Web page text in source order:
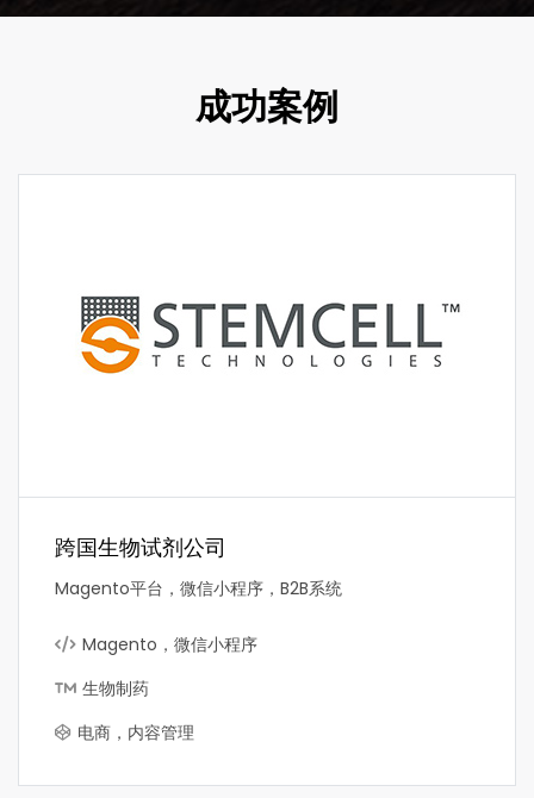
成功案例
跨国生物试剂公司
Magento平台，微信小程序，B2B系统
Magento，微信小程序
生物制药
电商，内容管理